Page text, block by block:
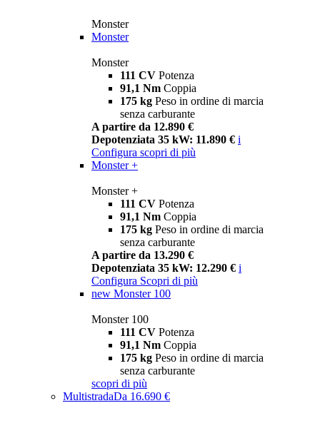
Monster
Monster
Monster
111 CV Potenza
91,1 Nm Coppia
175 kg Peso in ordine di marcia
senza carburante
A partire da 12.890 €
Depotenziata 35 kW: 11.890 € i
Configura scopri di più
Monster +
Monster +
111 CV Potenza
91,1 Nm Coppia
175 kg Peso in ordine di marcia
senza carburante
A partire da 13.290 €
Depotenziata 35 kW: 12.290 € i
Configura Scopri di più
new Monster 100
Monster 100
111 CV Potenza
91,1 Nm Coppia
175 kg Peso in ordine di marcia
senza carburante
scopri di più
MultistradaDa 16.690 €